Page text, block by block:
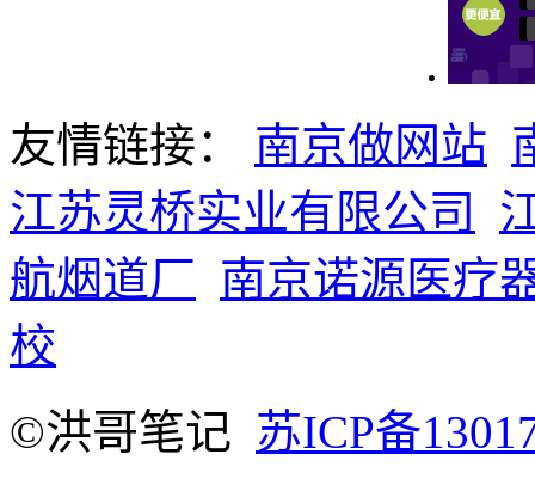
友情链接： 南京做网站
江苏灵桥实业有限公司
航烟道厂 南京诺源医疗
校
©洪哥笔记 苏ICP备